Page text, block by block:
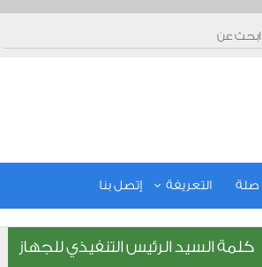
صلة التعريفة إتصل بنا
كلمة السيد الرئيس التنفيذي للجهاز